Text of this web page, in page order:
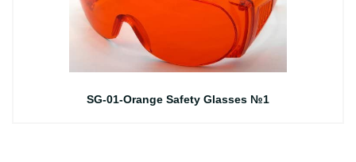
SG-01-Orange Safety Glasses №1